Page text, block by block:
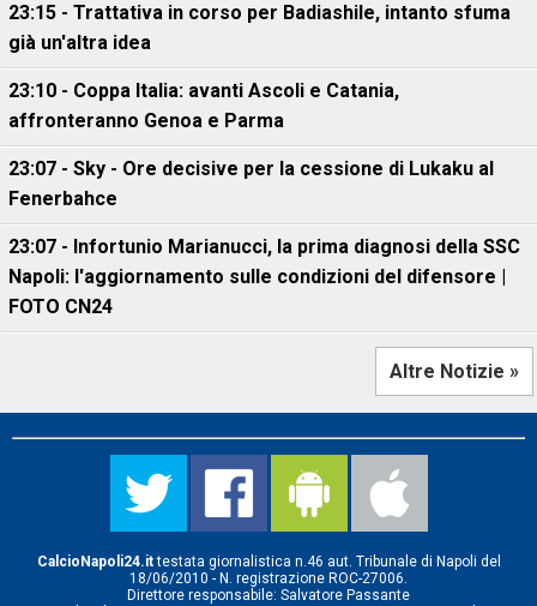
23:15 - Trattativa in corso per Badiashile, intanto sfuma
già un'altra idea
23:10 - Coppa Italia: avanti Ascoli e Catania,
affronteranno Genoa e Parma
23:07 - Sky - Ore decisive per la cessione di Lukaku al
Fenerbahce
23:07 - Infortunio Marianucci, la prima diagnosi della SSC
Napoli: l'aggiornamento sulle condizioni del difensore |
FOTO CN24
Altre Notizie »
CalcioNapoli24.ittestata giornalistica n.46 aut. Tribunale di Napoli del
18/06/2010 - N. registrazione ROC-27006.
Direttore responsabile: Salvatore Passante